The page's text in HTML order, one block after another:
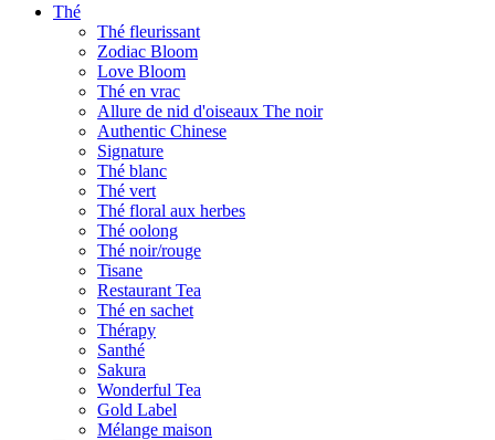
Thé
Thé fleurissant
Zodiac Bloom
Love Bloom
Thé en vrac
Allure de nid d'oiseaux The noir
Authentic Chinese
Signature
Thé blanc
Thé vert
Thé floral aux herbes
Thé oolong
Thé noir/rouge
Tisane
Restaurant Tea
Thé en sachet
Thérapy
Santhé
Sakura
Wonderful Tea
Gold Label
Mélange maison